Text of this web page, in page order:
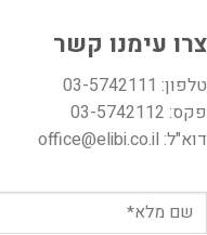
צרו עימנו קשר
טלפון: 03-5742111
פקס: 03-5742112
דוא"ל: office@elibi.co.il